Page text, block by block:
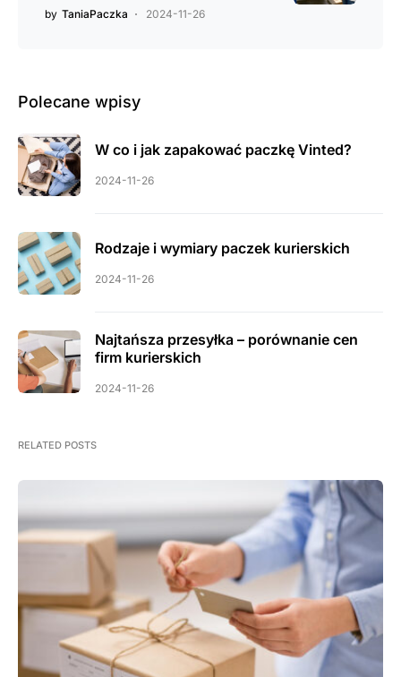
by TaniaPaczka 2024-11-26
Polecane wpisy
W co i jak zapakować paczkę Vinted?
2024-11-26
Rodzaje i wymiary paczek kurierskich
2024-11-26
Najtańsza przesyłka – porównanie cen
firm kurierskich
2024-11-26
RELATED POSTS